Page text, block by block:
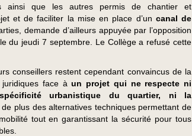
ainsi que les autres permis de chantier et
et de faciliter la mise en place d’un canal de
demande d’ailleurs appuyée par l’opposition
du jeudi 7 septembre. Le Collège a refusé cette
conseillers restent cependant convaincus de la
juridiques face àun projet qui ne respecte ni
urbanistique du quartier, ni la
de plus des alternatives techniques permettant de
tout en garantissant la sécurité pour tous